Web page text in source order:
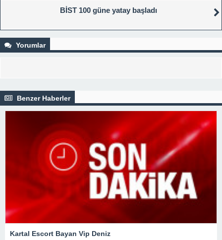
BİST 100 güne yatay başladı
Yorumlar
Benzer Haberler
Kartal Escort Bayan Vip Deniz